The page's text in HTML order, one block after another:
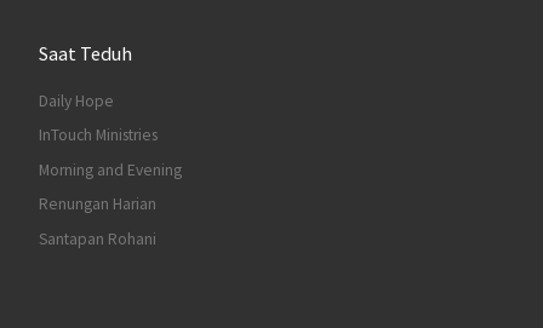
Saat Teduh
Daily Hope
InTouch Ministries
Morning and Evening
Renungan Harian
Santapan Rohani